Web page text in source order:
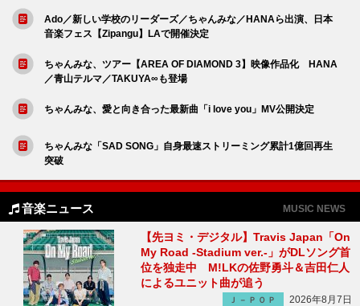
Ado／新しい学校のリーダーズ／ちゃんみな／HANAら出演、日本
音楽フェス【Zipangu】LAで開催決定
ちゃんみな、ツアー【AREA OF DIAMOND 3】映像作品化 HANA
／青山テルマ／TAKUYA∞も登場
ちゃんみな、愛と向き合った最新曲「i love you」MV公開決定
ちゃんみな「SAD SONG」自身最速ストリーミング累計1億回再生
突破
音楽ニュース MUSIC NEWS
【先ヨミ・デジタル】Travis Japan「On
My Road -Stadium ver.-」がDLソング首
位を独走中 M!LKの佐野勇斗＆吉田仁人
によるユニット曲が追う
Ｊ－ＰＯＰ
2026年8月7日